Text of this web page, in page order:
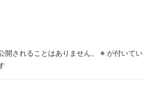
開されることはありません。 ※ が付いてい